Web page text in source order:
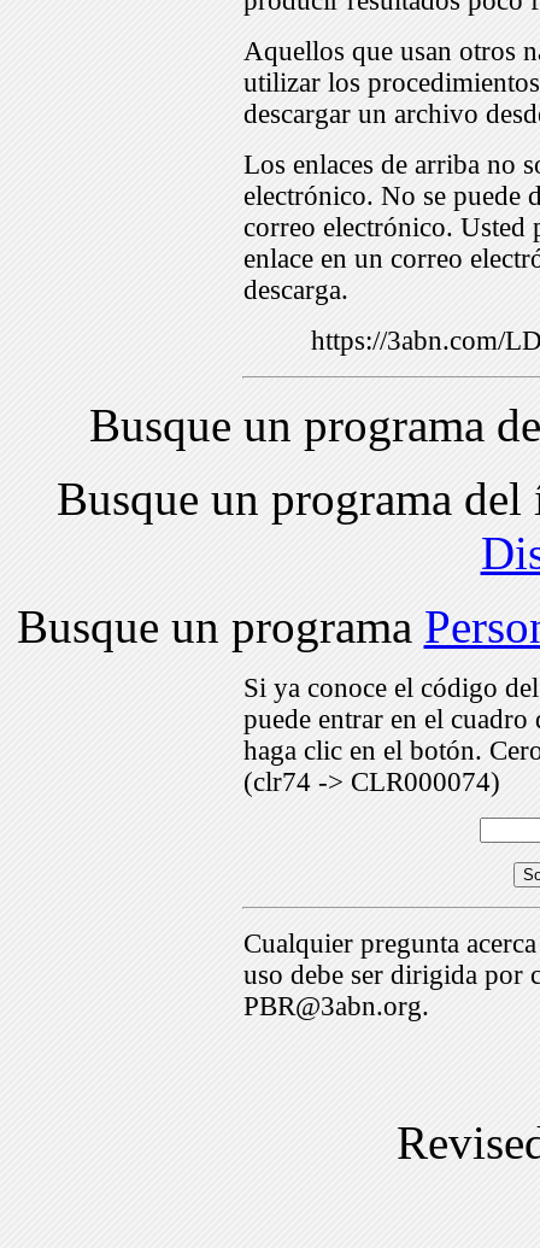
Aquellos que usan otros
utilizar los
descargar un archivo
Los enlaces de arriba no
electrónico. No se puede
correo electrónico. Usted
enlace en un correo
descarga.
https://3abn.com/
Busque un programa
Busque un programa
Busque un programa
Si ya conoce el código
puede entrar en el
haga clic en el botón.
(clr74 -> CLR000074)
Cualquier pregunta
uso debe ser dirigida por
PBR@3abn.org.